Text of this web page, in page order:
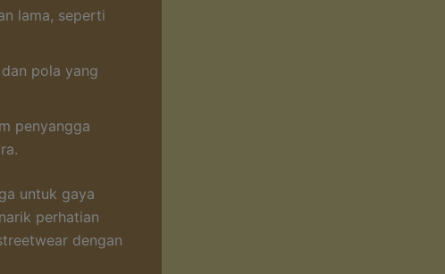
lama, seperti
pola yang
penyangga
untuk gaya
perhatian
dengan